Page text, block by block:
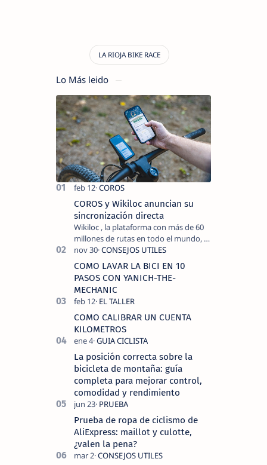
Lo Más leido
COROS y Wikiloc anuncian su
sincronización directa
Wikiloc , la plataforma con más de 60
millones de rutas en todo el mundo, y
COROS , marca de dispositivos GPS
reconocida mundialmente por su
tecnolo…
COMO LAVAR LA BICI EN 10
PASOS CON YANICH-THE-
MECHANIC
COMO CALIBRAR UN CUENTA
KILOMETROS
La posición correcta sobre la
bicicleta de montaña: guía
completa para mejorar control,
comodidad y rendimiento
Prueba de ropa de ciclismo de
AliExpress: maillot y culotte,
¿valen la pena?